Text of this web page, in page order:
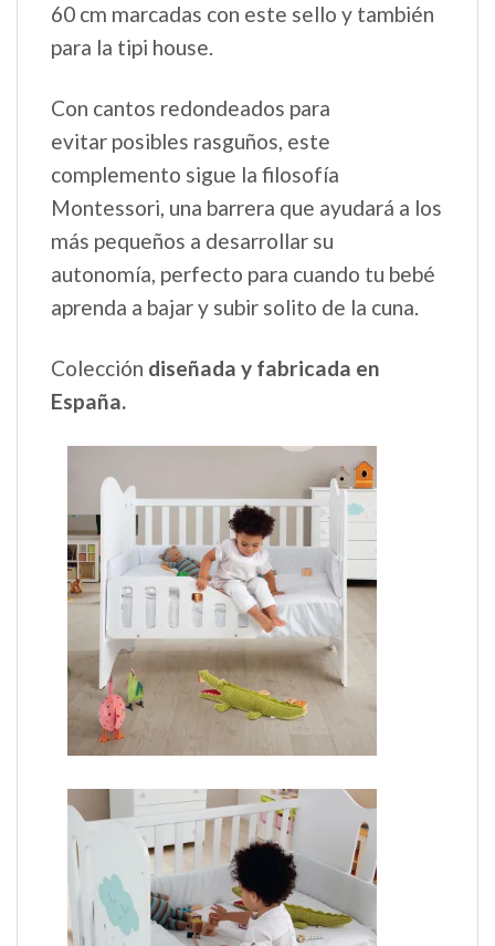
60 cm marcadas con este sello y también
para la tipi house.
Con cantos redondeados para
evitar posibles rasguños, este
complemento sigue la filosofía
Montessori, una barrera que ayudará a los
más pequeños a desarrollar su
autonomía, perfecto para cuando tu bebé
aprenda a bajar y subir solito de la cuna.
Colección diseñada y fabricada en
España.